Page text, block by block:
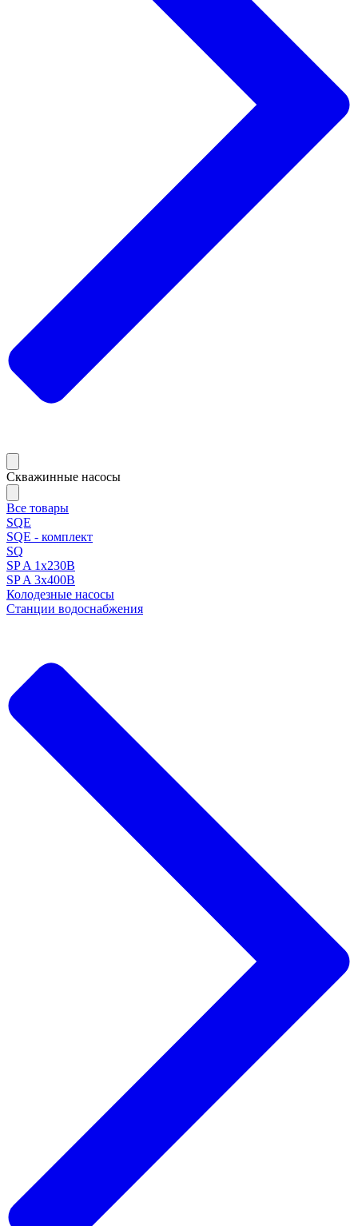
Скважинные насосы
Все товары
SQE
SQE - комплект
SQ
SP A 1x230В
SP A 3x400В
Колодезные насосы
Станции водоснабжения